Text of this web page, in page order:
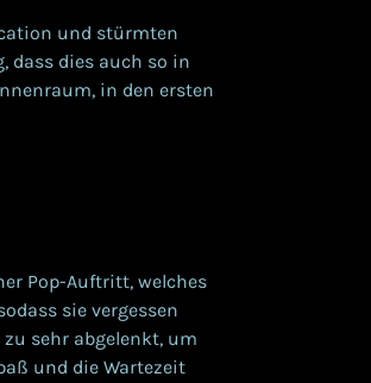
und stürmten
dass dies auch so in
in den ersten
Pop-Auftritt, welches
sie vergessen
sehr abgelenkt, um
und die Wartezeit